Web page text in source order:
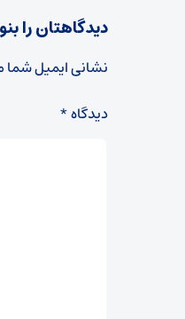
دیدگاهتان را
نشانی ایمیل
دیدگاه*